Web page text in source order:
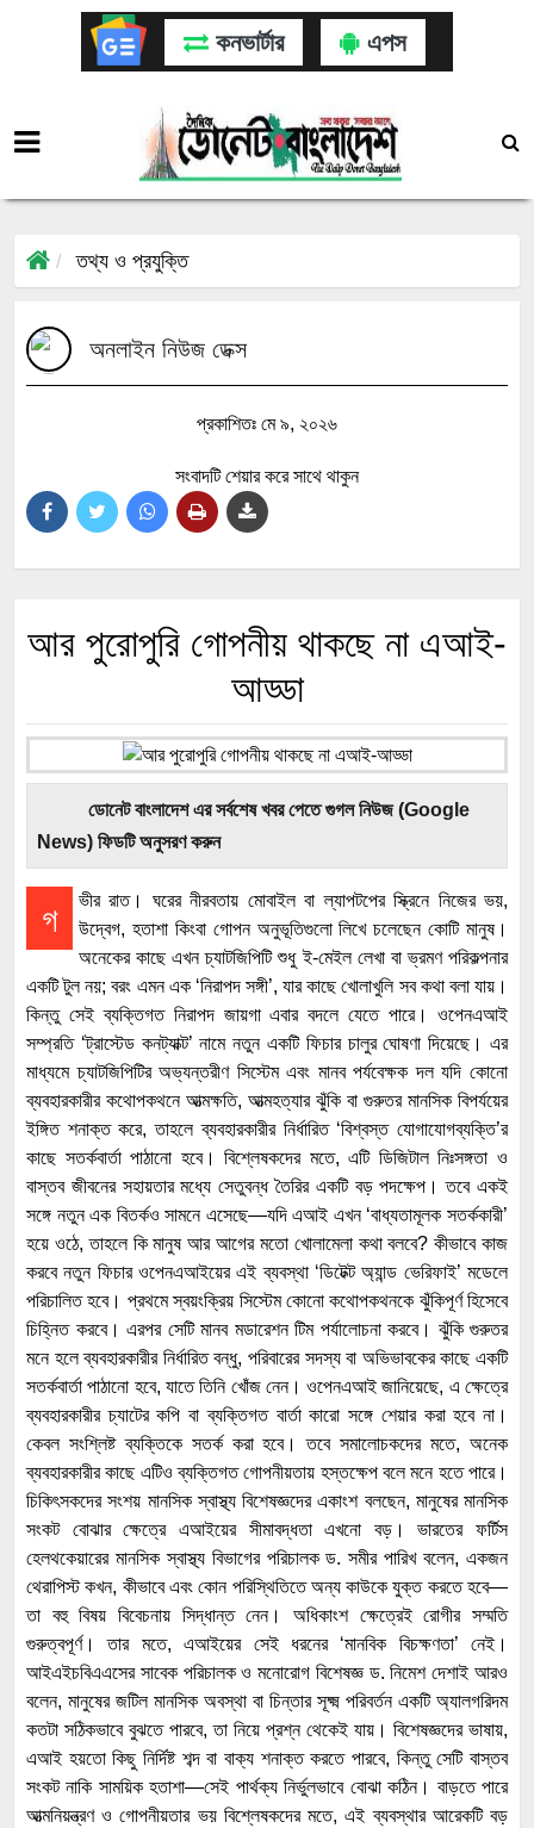
কনভার্টার এপস
তথ্য ও প্রযুক্তি
অনলাইন নিউজ ডেক্স
প্রকাশিতঃ মে ৯, ২০২৬
সংবাদটি শেয়ার করে সাথে থাকুন
আর পুরোপুরি গোপনীয় থাকছে না এআই-
আড্ডা
ডোনেট বাংলাদেশ এর সর্বশেষ খবর পেতে গুগল নিউজ (Google
News) ফিডটি অনুসরণ করুন
গ
ভীর রাত। ঘরের নীরবতায় মোবাইল বা ল্যাপটপের স্ক্রিনে নিজের ভয়,
উদ্বেগ, হতাশা কিংবা গোপন অনুভূতিগুলো লিখে চলেছেন কোটি মানুষ।
অনেকের কাছে এখন চ্যাটজিপিটি শুধু ই-মেইল লেখা বা ভ্রমণ পরিকল্পনার
একটি টুল নয়; বরং এমন এক ‘নিরাপদ সঙ্গী’, যার কাছে খোলাখুলি সব কথা বলা যায়।
কিন্তু সেই ব্যক্তিগত নিরাপদ জায়গা এবার বদলে যেতে পারে। ওপেনএআই
সম্প্রতি ‘ট্রাস্টেড কনট্যাক্ট’ নামে নতুন একটি ফিচার চালুর ঘোষণা দিয়েছে। এর
মাধ্যমে চ্যাটজিপিটির অভ্যন্তরীণ সিস্টেম এবং মানব পর্যবেক্ষক দল যদি কোনো
ব্যবহারকারীর কথোপকথনে আত্মক্ষতি, আত্মহত্যার ঝুঁকি বা গুরুতর মানসিক বিপর্যয়ের
ইঙ্গিত শনাক্ত করে, তাহলে ব্যবহারকারীর নির্ধারিত ‘বিশ্বস্ত যোগাযোগব্যক্তি’র
কাছে সতর্কবার্তা পাঠানো হবে। বিশ্লেষকদের মতে, এটি ডিজিটাল নিঃসঙ্গতা ও
বাস্তব জীবনের সহায়তার মধ্যে সেতুবন্ধ তৈরির একটি বড় পদক্ষেপ। তবে একই
সঙ্গে নতুন এক বিতর্কও সামনে এসেছে—যদি এআই এখন ‘বাধ্যতামূলক সতর্ককারী’
হয়ে ওঠে, তাহলে কি মানুষ আর আগের মতো খোলামেলা কথা বলবে? কীভাবে কাজ
করবে নতুন ফিচার ওপেনএআইয়ের এই ব্যবস্থা ‘ডিটেক্ট অ্যান্ড ভেরিফাই’ মডেলে
পরিচালিত হবে। প্রথমে স্বয়ংক্রিয় সিস্টেম কোনো কথোপকথনকে ঝুঁকিপূর্ণ হিসেবে
চিহ্নিত করবে। এরপর সেটি মানব মডারেশন টিম পর্যালোচনা করবে। ঝুঁকি গুরুতর
মনে হলে ব্যবহারকারীর নির্ধারিত বন্ধু, পরিবারের সদস্য বা অভিভাবকের কাছে একটি
সতর্কবার্তা পাঠানো হবে, যাতে তিনি খোঁজ নেন। ওপেনএআই জানিয়েছে, এ ক্ষেত্রে
ব্যবহারকারীর চ্যাটের কপি বা ব্যক্তিগত বার্তা কারো সঙ্গে শেয়ার করা হবে না।
কেবল সংশ্লিষ্ট ব্যক্তিকে সতর্ক করা হবে। তবে সমালোচকদের মতে, অনেক
ব্যবহারকারীর কাছে এটিও ব্যক্তিগত গোপনীয়তায় হস্তক্ষেপ বলে মনে হতে পারে।
চিকিৎসকদের সংশয় মানসিক স্বাস্থ্য বিশেষজ্ঞদের একাংশ বলছেন, মানুষের মানসিক
সংকট বোঝার ক্ষেত্রে এআইয়ের সীমাবদ্ধতা এখনো বড়। ভারতের ফর্টিস
হেলথকেয়ারের মানসিক স্বাস্থ্য বিভাগের পরিচালক ড. সমীর পারিখ বলেন, একজন
থেরাপিস্ট কখন, কীভাবে এবং কোন পরিস্থিতিতে অন্য কাউকে যুক্ত করতে হবে—
তা বহু বিষয় বিবেচনায় সিদ্ধান্ত নেন। অধিকাংশ ক্ষেত্রেই রোগীর সম্মতি
গুরুত্বপূর্ণ। তার মতে, এআইয়ের সেই ধরনের ‘মানবিক বিচক্ষণতা’ নেই।
আইএইচবিএএসের সাবেক পরিচালক ও মনোরোগ বিশেষজ্ঞ ড. নিমেশ দেশাই আরও
বলেন, মানুষের জটিল মানসিক অবস্থা বা চিন্তার সূক্ষ্ম পরিবর্তন একটি অ্যালগরিদম
কতটা সঠিকভাবে বুঝতে পারবে, তা নিয়ে প্রশ্ন থেকেই যায়। বিশেষজ্ঞদের ভাষায়,
এআই হয়তো কিছু নির্দিষ্ট শব্দ বা বাক্য শনাক্ত করতে পারবে, কিন্তু সেটি বাস্তব
সংকট নাকি সাময়িক হতাশা—সেই পার্থক্য নির্ভুলভাবে বোঝা কঠিন। বাড়তে পারে
আত্মনিয়ন্ত্রণ ও গোপনীয়তার ভয় বিশ্লেষকদের মতে, এই ব্যবস্থার আরেকটি বড়